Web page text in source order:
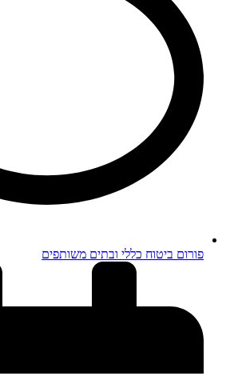
פורום ביטוח כללי ובתים משותפים